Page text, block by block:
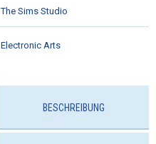
The Sims Studio
Electronic Arts
BESCHREIBUNG